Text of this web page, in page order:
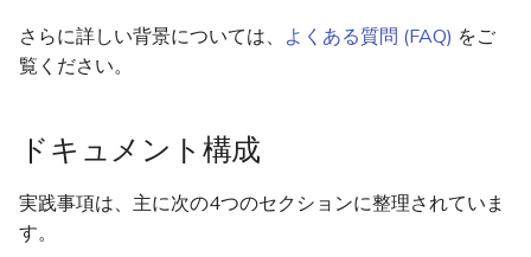
stops.txt
trips.txt
stop_times.txt
ゾーンに基づく運賃
アーカイブ済みの例
運行頻度
構内通路(pathway)
ルート・路線系統(route)、停
留所等(stop) & 便(trip)
変更履歴
さらに詳しい背景については、 よくある質問 (FAQ) をご
覧ください。
ドキュメント構成
実践事項は、主に次の4つのセクションに整理されていま
す。